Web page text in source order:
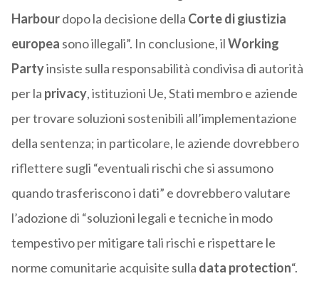
Harbourdopo la decisione della Corte di giustizia
europea sono illegali”. In conclusione, ilWorking
Partyinsiste sulla responsabilità condivisa di autorità
per la privacy, istituzioni Ue, Stati membro e aziende
per trovare soluzioni sostenibili all’implementazione
della sentenza; in particolare, le aziende dovrebbero
riflettere sugli “eventuali rischi che si assumono
quando trasferiscono i dati” e dovrebbero valutare
l’adozione di “soluzioni legali e tecniche in modo
tempestivo per mitigare tali rischi e rispettare le
norme comunitarie acquisite sulla data protection“.